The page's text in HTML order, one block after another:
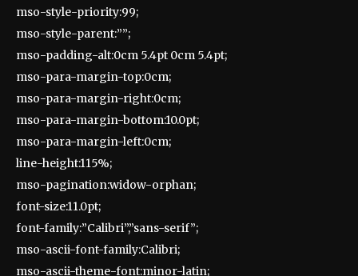
mso-style-priority:99;
mso-style-parent:””;
mso-padding-alt:0cm 5.4pt 0cm 5.4pt;
mso-para-margin-top:0cm;
mso-para-margin-right:0cm;
mso-para-margin-bottom:10.0pt;
mso-para-margin-left:0cm;
line-height:115%;
mso-pagination:widow-orphan;
font-size:11.0pt;
font-family:”Calibri”,”sans-serif”;
mso-ascii-font-family:Calibri;
mso-ascii-theme-font:minor-latin;